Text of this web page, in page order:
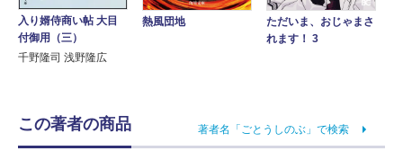
入り婿侍商い帖 大目
付御用（三）
千野隆司 浅野隆広
熱風団地
ただいま、おじゃまさ
れます！ 3
この著者の商品 著者名「ごとうしのぶ」で検索